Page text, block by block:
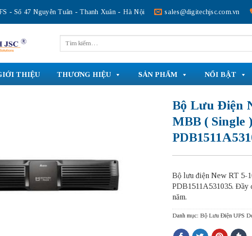
- Số 47 Nguyễn Tuân - Thanh Xuân - Hà Nội sales@digitechjsc.com.vn
kiếm:
THIỆU THƯƠNG HIỆU SẢN PHẨM NỔI BẬT
Bộ Lưu Điện
MBB ( Single
Bộ lưu điện New RT 5-
PDB1511A531035. Đầy
năm.
Danh mục: Bộ Lưu Điện UPS